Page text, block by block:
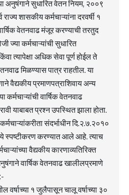
अनुषंगाने सुधारित वेतन नियम, २००९
शासकीय कर्मचाऱ्यांना दरवर्षी १
वेतनवाढ मंजूर करण्याची तरतुद
ज्या कर्मचाऱ्यांची सुधारित
त्यापेक्षा अधिक सेवा पूर्ण होईल ते
मिळण्यास पात्र राहतील. या
वैद्यकीय प्रमाणपत्राशिवाय अन्य
वार्षिक वेतनवाढ
याबाबत प्रश्न उपस्थित झाला होता.
संदर्भाधीन दि.२.७.२०१०
स्पष्टीकरण करण्यात आले आहे. त्याच
वैद्यकीय कारणाव्यतिरिक्त
वार्षिक वेतनवाढ खालीलप्रमाणे
वर्षाच्या १ जुलैपासून चालू वर्षाच्या ३०